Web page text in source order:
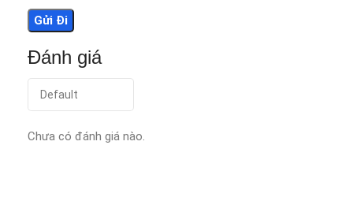
Đánh giá
Chưa có đánh giá nào.